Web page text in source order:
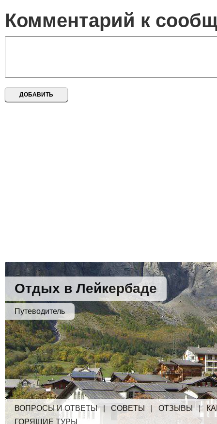
Комментарий к
Отдых в Лейкербаде
Путеводитель
ВОПРОСЫ И ОТВЕТЫ|СОВЕТЫ |ОТЗЫВЫ|
ГОРЯЩИЕ ТУРЫ